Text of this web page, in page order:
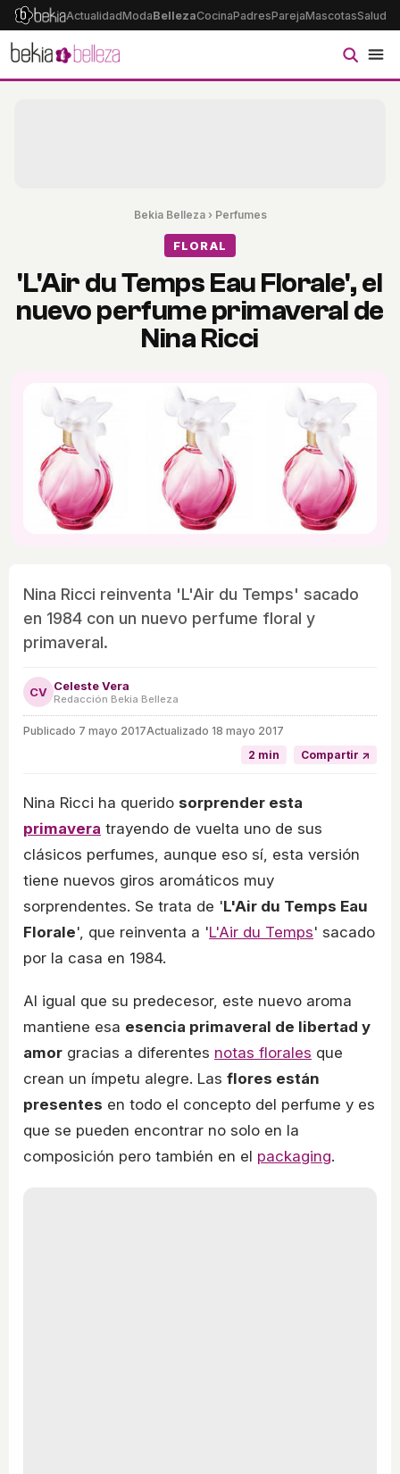
ActualidadModaBellezaCocinaPadresParejaMascotasSalud
Bekia Belleza› Perfumes
FLORAL
'L'Air du Temps Eau Florale', el
nuevo perfume primaveral de
Nina Ricci
Nina Ricci reinventa 'L'Air du Temps' sacado
en 1984 con un nuevo perfume floral y
primaveral.
CV Celeste Vera
Redacción Bekia Belleza
Publicado 7 mayo 2017Actualizado 18 mayo 2017
2 min
Compartir ↗
Nina Ricci ha querido sorprender esta
primavera trayendo de vuelta uno de sus
clásicos perfumes, aunque eso sí, esta versión
tiene nuevos giros aromáticos muy
sorprendentes. Se trata de 'L'Air du Temps Eau
Florale', que reinventa a 'L'Air du Temps' sacado
por la casa en 1984.
Al igual que su predecesor, este nuevo aroma
mantiene esa esencia primaveral de libertad y
amor gracias a diferentes notas florales que
crean un ímpetu alegre. Las flores están
presentes en todo el concepto del perfume y es
que se pueden encontrar no solo en la
composición pero también en el packaging.